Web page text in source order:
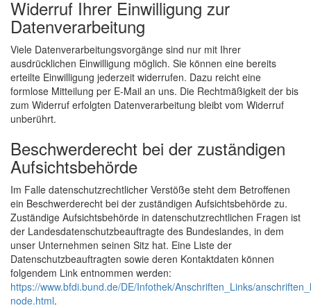
Widerruf Ihrer Einwilligung zur
Datenverarbeitung
Viele Datenverarbeitungsvorgänge sind nur mit Ihrer
ausdrücklichen Einwilligung möglich. Sie können eine bereits
erteilte Einwilligung jederzeit widerrufen. Dazu reicht eine
formlose Mitteilung per E-Mail an uns. Die Rechtmäßigkeit der bis
zum Widerruf erfolgten Datenverarbeitung bleibt vom Widerruf
unberührt.
Beschwerderecht bei der zuständigen
Aufsichtsbehörde
Im Falle datenschutzrechtlicher Verstöße steht dem Betroffenen
ein Beschwerderecht bei der zuständigen Aufsichtsbehörde zu.
Zuständige Aufsichtsbehörde in datenschutzrechtlichen Fragen ist
der Landesdatenschutzbeauftragte des Bundeslandes, in dem
unser Unternehmen seinen Sitz hat. Eine Liste der
Datenschutzbeauftragten sowie deren Kontaktdaten können
folgendem Link entnommen werden:
https://www.bfdi.bund.de/DE/Infothek/Anschriften_Links/
node.html.